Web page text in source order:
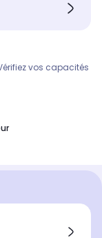
vos capacités